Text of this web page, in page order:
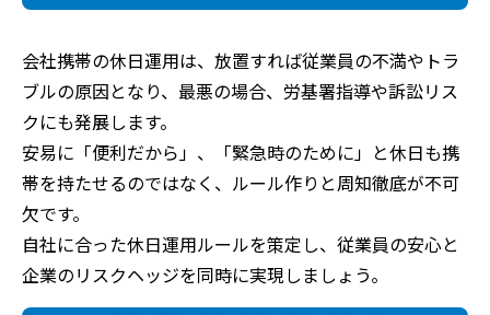
会社携帯の休日運用は、放置すれば従業員の不満やトラ
ブルの原因となり、最悪の場合、労基署指導や訴訟リス
クにも発展します。
安易に「便利だから」、「緊急時のために」と休日も携
帯を持たせるのではなく、ルール作りと周知徹底が不可
欠です。
自社に合った休日運用ルールを策定し、従業員の安心と
企業のリスクヘッジを同時に実現しましょう。